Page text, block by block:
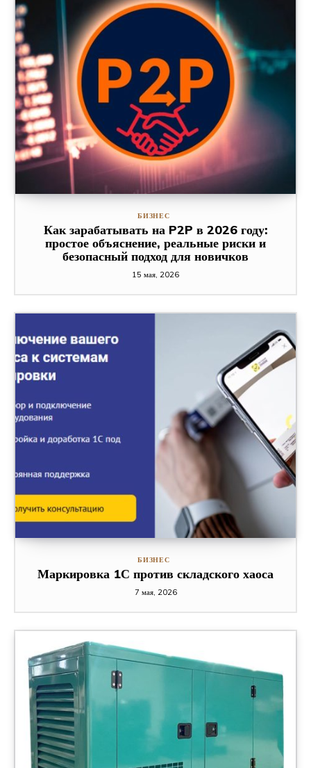
БИЗНЕС
Как зарабатывать на P2P в 2026 году:
простое объяснение, реальные риски и
безопасный подход для новичков
15 мая, 2026
БИЗНЕС
Маркировка 1С против складского хаоса
7 мая, 2026